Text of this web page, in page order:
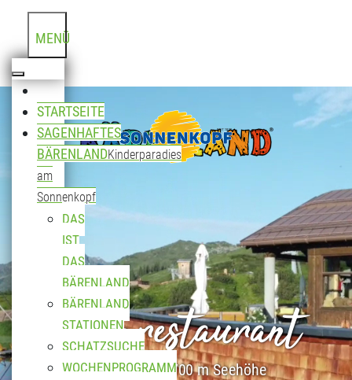
MENÜ
STARTSEITE
SAGENHAFTES
BÄRENLANDKinderparadies
am
Sonnenkopf
DAS
IST
DAS
BÄRENLAND
BÄRENLAND
STATIONEN
SCHATZSUCHE
WOCHENPROGRAMM
Bergrestaurant
Genuss auf 1.700 m Seehöhe